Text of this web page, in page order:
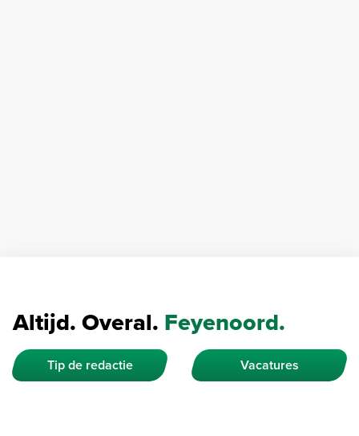
Altijd. Overal. Feyenoord.
Tip de redactie Vacatures